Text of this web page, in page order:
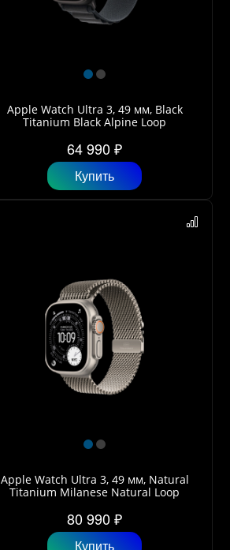
Apple Watch Ultra 3, 49 мм, Black
Titanium Black Alpine Loop
64 990 ₽
Купить
Apple Watch Ultra 3, 49 мм, Natural
Titanium Milanese Natural Loop
80 990 ₽
Купить